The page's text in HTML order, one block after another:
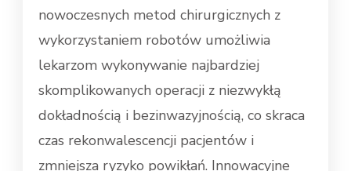
nowoczesnych metod chirurgicznych z
wykorzystaniem robotów umożliwia
lekarzom wykonywanie najbardziej
skomplikowanych operacji z niezwykłą
dokładnością i bezinwazyjnością, co skraca
czas rekonwalescencji pacjentów i
zmniejsza ryzyko powikłań. Innowacyjne